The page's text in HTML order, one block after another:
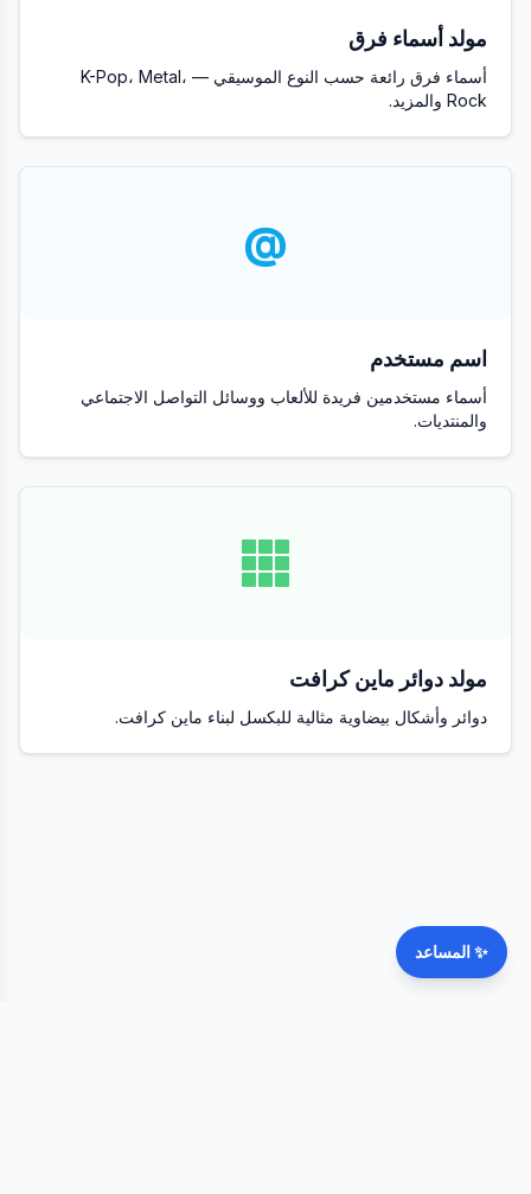
مولد أسماء فرق
أسماء فرق رائعة حسب النوع الموسيقي — K-Pop، Metal،
Rock والمزيد.
@
اسم مستخدم
أسماء مستخدمين فريدة للألعاب ووسائل التواصل الاجتماعي
والمنتديات.
مولد دوائر ماين كرافت
دوائر وأشكال بيضاوية مثالية للبكسل لبناء ماين كرافت.
✨المساعد